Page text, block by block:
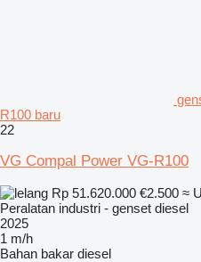
R100 baru
22
VG Compal Power VG-R100
Rp 51.620.000 €2.500 ≈
Peralatan industri - genset diesel
2025
1 m/h
Bahan bakar diesel